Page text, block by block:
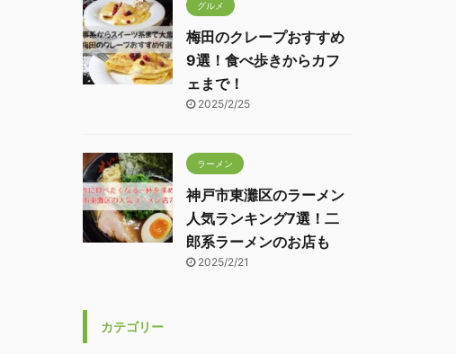
グルメ
梅田のクレープおすすめ
9選！食べ歩きからカフ
ェまで！
2025/2/25
ラーメン
神戸市東灘区のラーメン
人気ランキング7選！二
郎系ラーメンのお店も
2025/2/21
カテゴリー